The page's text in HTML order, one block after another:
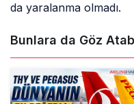
da yaralanma olmadı.
Bunlara da Göz